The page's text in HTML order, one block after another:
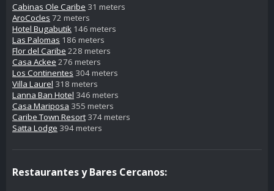
Cabinas Ole Caribe 31 meters
AroCocles 72 meters
Hotel Bugabutik 146 meters
Las Palomas 186 meters
Flor del Caribe 228 meters
Casa Ackee 276 meters
Los Continentes 304 meters
Villa Laurel 318 meters
Lanna Ban Hotel 346 meters
Casa Mariposa 355 meters
Caribe Town Resort 374 meters
Satta Lodge 394 meters
Restaurantes y Bares Cercanos: